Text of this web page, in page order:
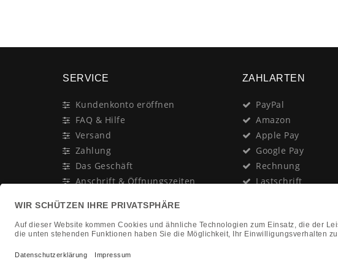
SERVICE
Kundenkonto eröffnen
FAQ & Hilfe
Versand
Zahlung
Das Geschäft
Anschrift & Öffnungszeiten
Newsletter
In Gedenken an:
Jürgen Duhn
ZAHLARTEN
PayPal
Amazon
Apple Pay
Google Pay
Rechnung
Lastschrift
Nachnahme